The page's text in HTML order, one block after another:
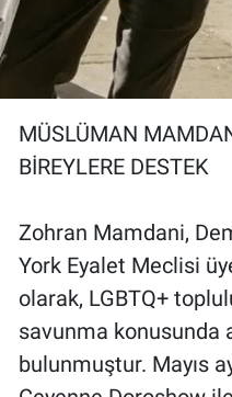
MÜSLÜMAN
BİREYLERE DESTEK
Zohran Mamdani,
York Eyalet Meclisi
olarak, LGBTQ+
savunma konusunda
bulunmuştur. Mayıs